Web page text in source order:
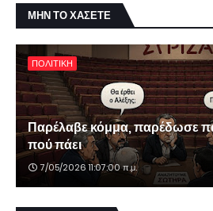
ΜΗΝ ΤΟ ΧΑΣΕΤΕ
ΠΟΛΙΤΙΚΗ
Παρέλαβε κόμμα, παρέδωσε
πού πάει
7/05/2026 11:07:00 π.μ.